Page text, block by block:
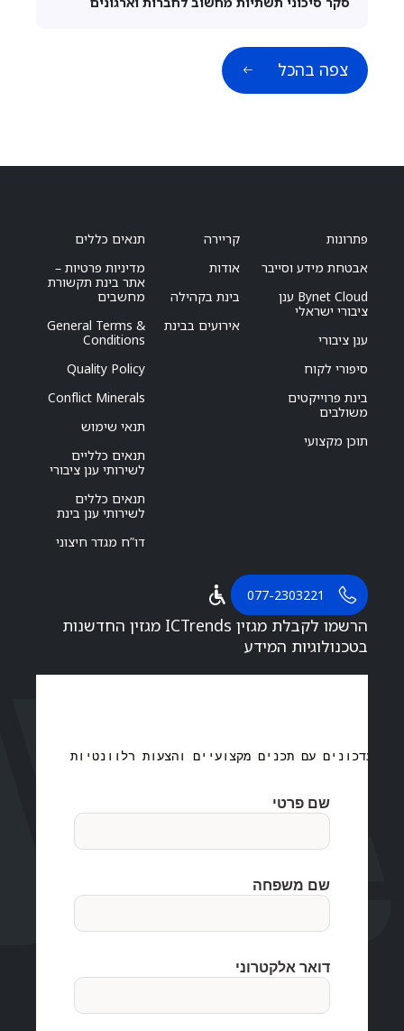
צפה בהכל
פתרונות
אבטחת מידע וסייבר
Bynet Cloud ענן
ציבורי ישראלי
ענן ציבורי
סיפורי לקוח
בינת פרוייקטים
משולבים
תוכן מקצועי
קריירה
אודות
בינת בקהילה
אירועים בבינת
תנאים כללים
מדיניות פרטיות –
אתר בינת תקשורת
מחשבים
General Terms &
Conditions
Quality Policy
Conflict Minerals
תנאי שימוש
תנאים כלליים
לשירותי ענן ציבורי
תנאים כללים
לשירותי ענן בינת
דו”ח מגדר חיצוני
077-2303221
הרשמו לקבלת מגזין ICTrends מגזין החדשנות
בטכנולוגיות המידע